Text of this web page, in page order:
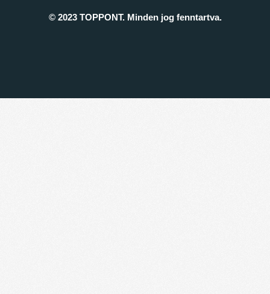
© 2023 TOPPONT. Minden jog fenntartva.